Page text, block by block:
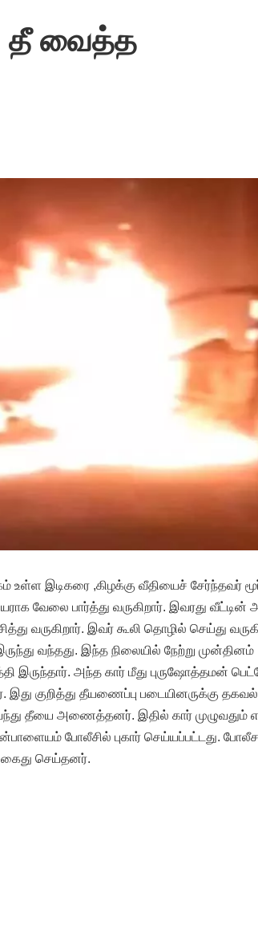
தீ வைத்த
இடிகரை ,கிழக்கு வீதியைச் சேர்ந்தவர்
வேலை பார்த்து வருகிறார். இவரது வீட்டின்
வருகிறார். இவர் கூலி தொழில் செய்து
வந்தது. இந்த நிலையில் நேற்று முன்தினம்
இருந்தார். அந்த கார் மீது புருஷோத்தமன்
இது குறித்து தீயணைப்பு படையினருக்கு தகவல்
தீயை அணைத்தனர். இதில் கார் முழுவதும்
போலீசில் புகார் செய்யப்பட்டது.
கைது செய்தனர்.